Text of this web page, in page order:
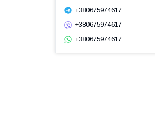
+380675974617
+380675974617
+380675974617